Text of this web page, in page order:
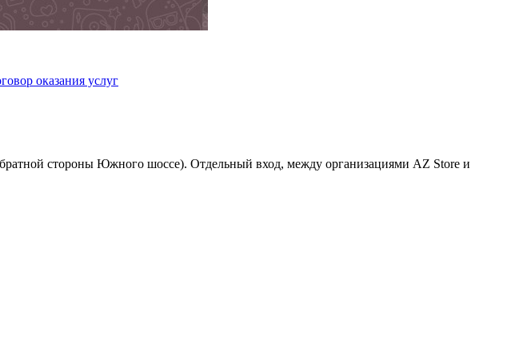
оказания услуг
стороны Южного шоссе). Отдельный вход, между организациями AZ Store и